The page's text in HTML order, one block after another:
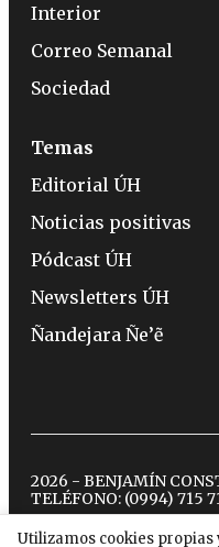
Utilizamos cookies
Interior
Correo Semanal
Sociedad
Temas
Editorial ÚH
Noticias positivas
Pódcast ÚH
Newsletters ÚH
Ñandejara Ñe’ẽ
2026 - BENJAMÍN
TELÉFONO: (0994) 715